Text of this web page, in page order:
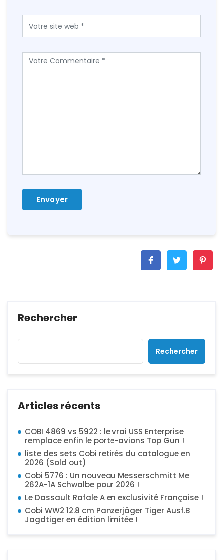
Rechercher
Rechercher
Articles récents
COBI 4869 vs 5922 : le vrai USS Enterprise
remplace enfin le porte-avions Top Gun !
liste des sets Cobi retirés du catalogue en
2026 (Sold out)
Cobi 5776 : Un nouveau Messerschmitt Me
262A-1A Schwalbe pour 2026 !
Le Dassault Rafale A en exclusivité Française !
Cobi WW2 12.8 cm Panzerjäger Tiger Ausf.B
Jagdtiger en édition limitée !